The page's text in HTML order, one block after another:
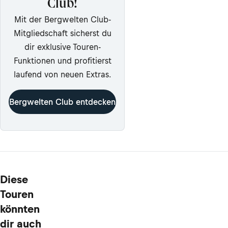
Club!
Mit der Bergwelten Club-
Mitgliedschaft sicherst du
dir exklusive Touren-
Funktionen und profitierst
laufend von neuen Extras.
Bergwelten Club entdecken
Diese
Touren
könnten
dir auch